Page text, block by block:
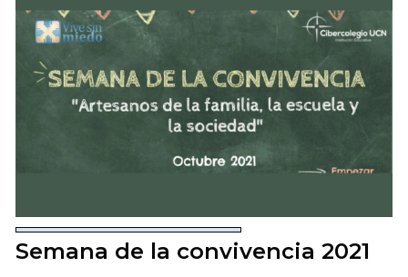
Semana de la convivencia 2021